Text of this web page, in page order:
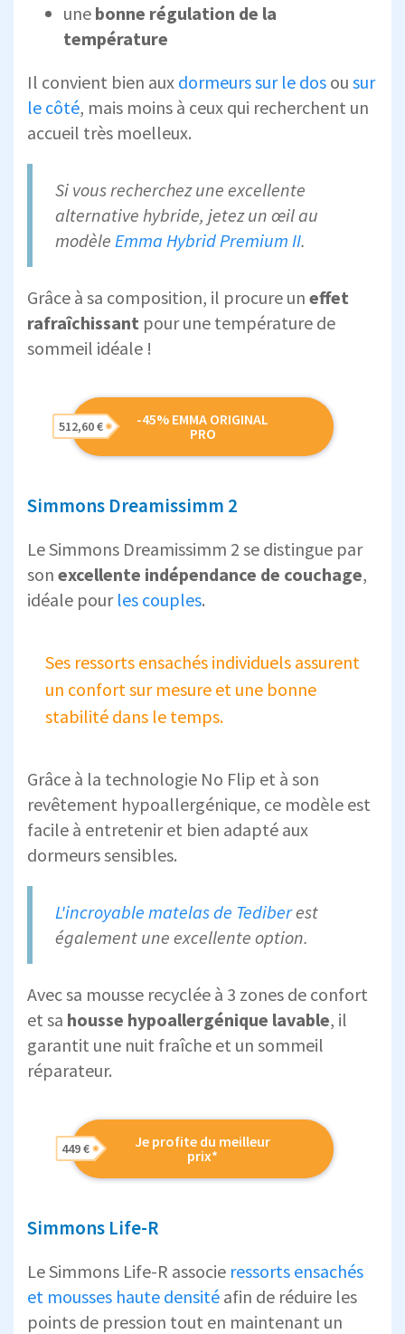
une bonne régulation de la
température
Il convient bien aux dormeurs sur le dos ou sur
le côté, mais moins à ceux qui recherchent un
accueil très moelleux.
Si vous recherchez une excellente
alternative hybride, jetez un œil au
modèle Emma Hybrid Premium II.
Grâce à sa composition, il procure un effet
rafraîchissant pour une température de
sommeil idéale !
-45% EMMA ORIGINAL
PRO
512,60 €
Simmons Dreamissimm 2
Le Simmons Dreamissimm 2 se distingue par
son excellente indépendance de couchage,
idéale pour les couples.
Ses ressorts ensachés individuels assurent
un confort sur mesure et une bonne
stabilité dans le temps.
Grâce à la technologie No Flip et à son
revêtement hypoallergénique, ce modèle est
facile à entretenir et bien adapté aux
dormeurs sensibles.
L'incroyable matelas de Tediberest
également une excellente option.
Avec sa mousse recyclée à 3 zones de confort
et sa housse hypoallergénique lavable, il
garantit une nuit fraîche et un sommeil
réparateur.
Je profite du meilleur
prix*
449 €
Simmons Life-R
Le Simmons Life-R associe ressorts ensachés
et mousses haute densité afin de réduire les
points de pression tout en maintenant un